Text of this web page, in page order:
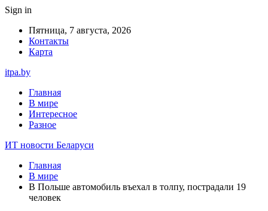
Sign in
Пятница, 7 августа, 2026
Контакты
Карта
itpa.by
Главная
В мире
Интересное
Разное
ИТ новости Беларуси
Главная
В мире
В Польше автомобиль въехал в толпу, пострадали 19
человек